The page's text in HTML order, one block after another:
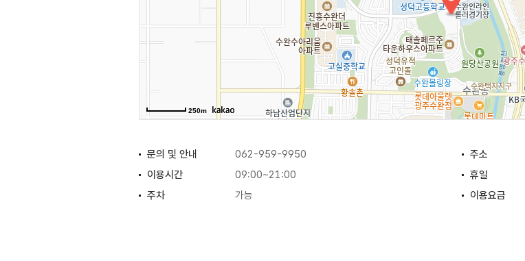
250m
문의 및 안내 062-959-9950 주소
이용시간
09:00~21:00 휴일
주차
가능 이용요금